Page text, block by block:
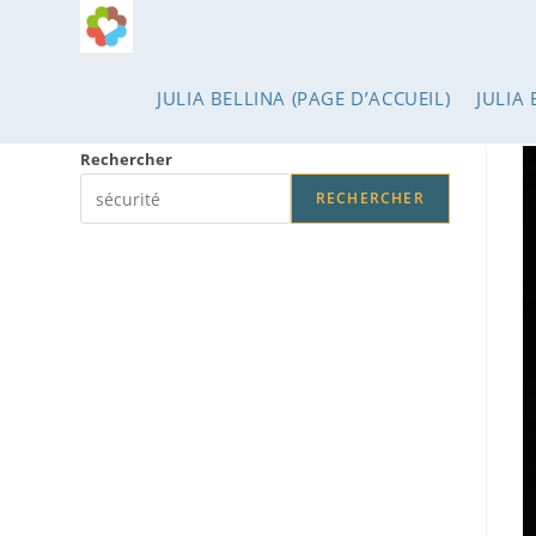
JULIA BELLINA (PAGE D’ACCUEIL) JULIA
Rechercher
RECHERCHER